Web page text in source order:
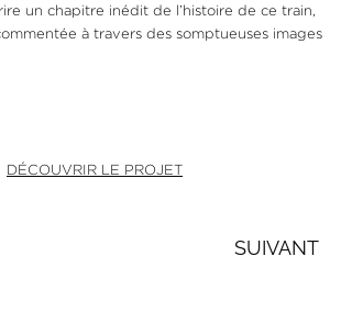
un chapitre inédit de l’histoire de ce train,
à travers des somptueuses images
DÉCOUVRIR LE PROJET
SUIVANT